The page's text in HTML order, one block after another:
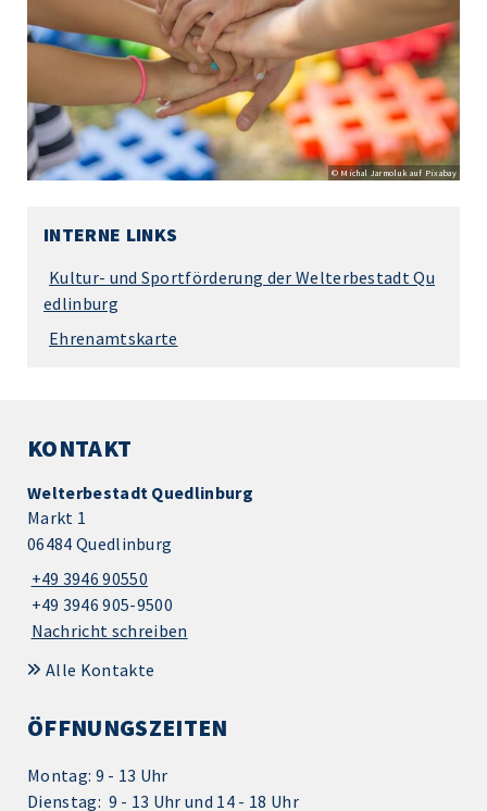
© Michal Jarmoluk auf Pixabay
INTERNE LINKS
Kultur- und Sportförderung der Welterbestadt Qu
edlinburg
Ehrenamtskarte
KONTAKT
Welterbestadt Quedlinburg
Markt 1
06484 Quedlinburg
+49 3946 90550
+49 3946 905-9500
Nachricht schreiben
Alle Kontakte
ÖFFNUNGSZEITEN
Montag: 9 - 13 Uhr
Dienstag: 9 - 13 Uhr und 14 - 18 Uhr